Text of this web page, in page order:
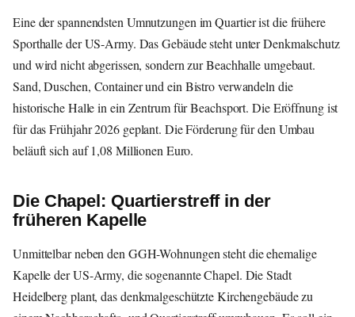
Eine der spannendsten Umnutzungen im Quartier ist die frühere
Sporthalle der US-Army. Das Gebäude steht unter Denkmalschutz
und wird nicht abgerissen, sondern zur Beachhalle umgebaut.
Sand, Duschen, Container und ein Bistro verwandeln die
historische Halle in ein Zentrum für Beachsport. Die Eröffnung ist
für das Frühjahr 2026 geplant. Die Förderung für den Umbau
beläuft sich auf 1,08 Millionen Euro.
Die Chapel: Quartierstreff in der
früheren Kapelle
Unmittelbar neben den GGH-Wohnungen steht die ehemalige
Kapelle der US-Army, die sogenannte Chapel. Die Stadt
Heidelberg plant, das denkmalgeschützte Kirchengebäude zu